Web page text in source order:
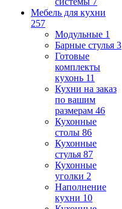
Мебель для кухни
257
Модульные 1
Барные стулья 3
Готовые
комплекты
кухонь 11
Кухни на заказ
по вашим
размерам 46
Кухонные
столы 86
Кухонные
стулья 87
Кухонные
уголки 2
Наполнение
кухни 10